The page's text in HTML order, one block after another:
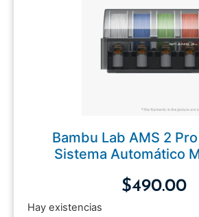
Bambu Lab AMS 2
Sistema Automático
$490.00
Hay existencias